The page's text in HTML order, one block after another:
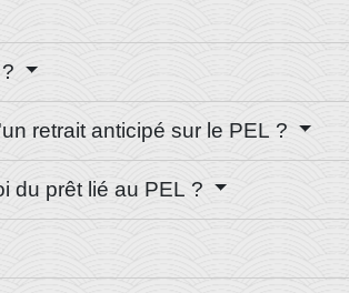
retrait anticipé sur le PEL ?
du prêt lié au PEL ?